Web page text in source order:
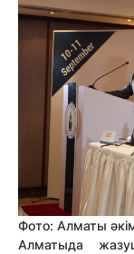
Фото: Алматы
Алматыда